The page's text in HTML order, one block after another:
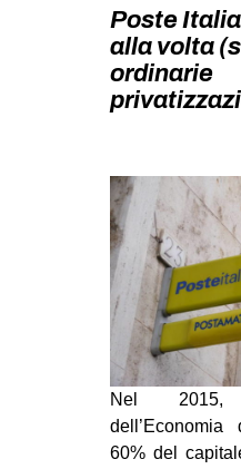
SPORT
DIRITTO
Poste
alla volta
ordinarie
Nel
60% del